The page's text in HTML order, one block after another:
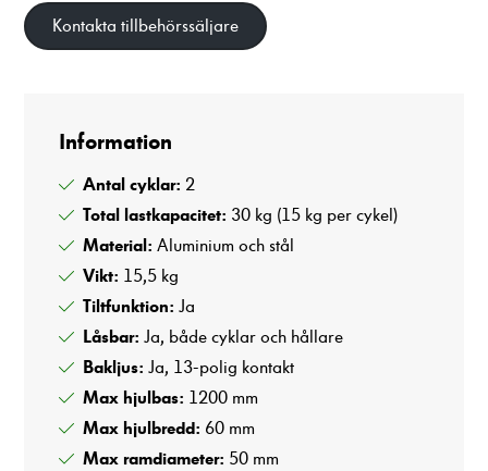
Kontakta tillbehörssäljare
Information
Antal cyklar: 2
Total lastkapacitet: 30 kg (15 kg per cykel)
Material: Aluminium och stål
Vikt: 15,5 kg
Tiltfunktion: Ja
Låsbar: Ja, både cyklar och hållare
Bakljus: Ja, 13-polig kontakt
Max hjulbas: 1200 mm
Max hjulbredd: 60 mm
Max ramdiameter: 50 mm
prestera så
bra som
möjligt
dessa
cookies